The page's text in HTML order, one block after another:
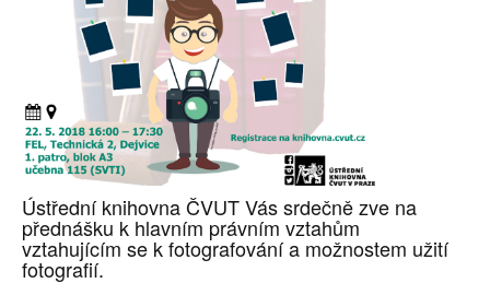
Ústřední knihovna ČVUT Vás srdečně zve na
přednášku k hlavním právním vztahům
vztahujícím se k fotografování a možnostem užití
fotografií.